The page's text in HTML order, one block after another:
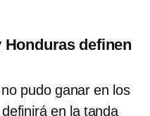
Honduras definen
no pudo ganar en los
en la tanda